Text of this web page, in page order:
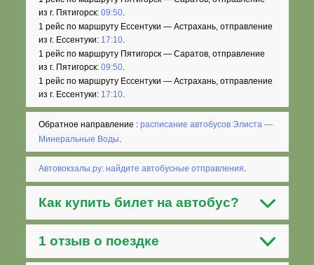
из г. Пятигорск:09:50.
1 рейс по маршруту Ессентуки — Астрахань, отправление
из г. Ессентуки: 17:10.
1 рейс по маршруту Пятигорск — Саратов, отправление
из г. Пятигорск:09:50.
1 рейс по маршруту Ессентуки — Астрахань, отправление
из г. Ессентуки: 17:10.
Обратное направление :расписание автобусов Элиста —
Минеральные Воды.
Автовокзалы.ру: найдите автобусные отправления.
Как купить билет на автобус?
1 отзыв о поездке